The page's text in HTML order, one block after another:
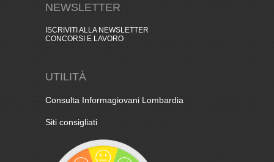
NEWSLETTER
ISCRIVITI ALLA NEWSLETTER
CONCORSI E LAVORO
UTILITÀ
Consulta Informagiovani Lombardia
Siti consigliati